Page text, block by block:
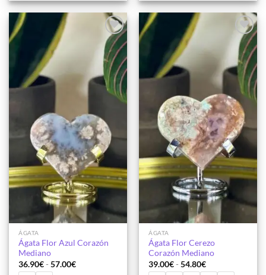
Añadir
a la
lista de
deseos
ÁGATA
Ágata Flor Azul Corazón
Mediano
36.90€- 57.00€Rango
Añadir
a la
lista de
deseos
ÁGATA
Ágata Flor Cerezo
Corazón Mediano
39.00€- 54.80€Rango
de